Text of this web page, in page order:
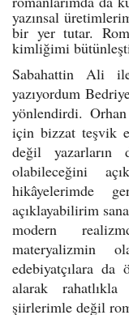
yazınsal
bir yer tutar.
kimliğimi
Sabahattin Ali
yazıyordum
yönlendirdi.
için bizzat teşvik
değil yazarların
olabileceğini
hikâyelerimde
açıklayabilirim
modern
materyalizmin
edebiyatçılara da
alarak
şiirlerimle değil